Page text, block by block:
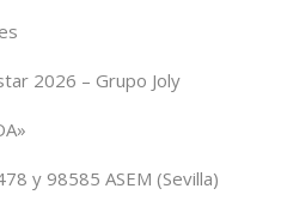
2026 – Grupo Joly
y 98585 ASEM (Sevilla)